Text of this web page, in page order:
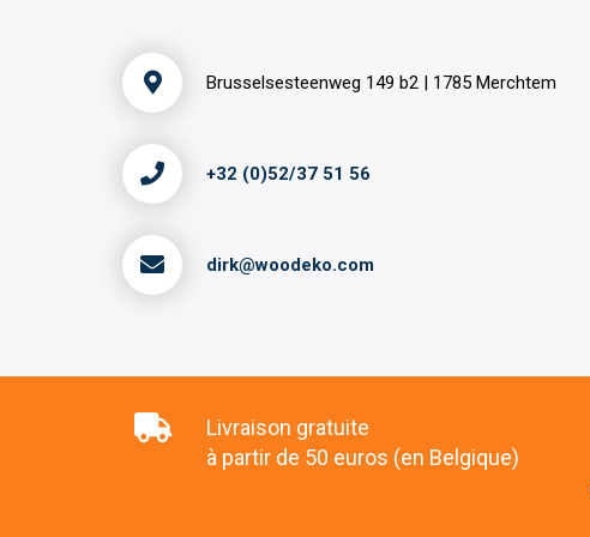
Brusselsesteenweg 149 b2 | 1785 Merchtem
+32 (0)52/37 51 56
dirk@woodeko.com
Livraison gratuite
à partir de 50 euros (en Belgique)